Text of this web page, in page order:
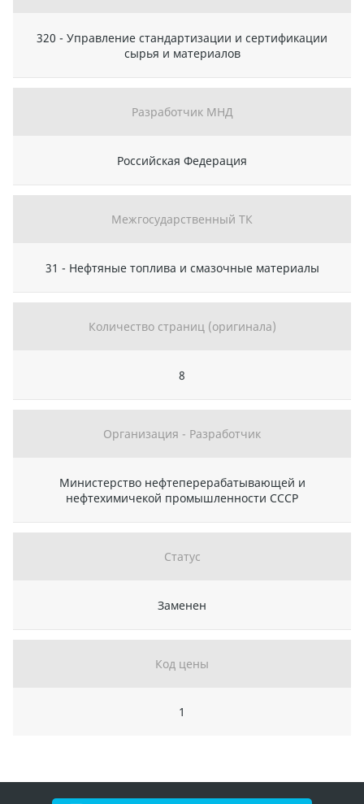
320 - Управление стандартизации и сертификации
сырья и материалов
Разработчик МНД
Российская Федерация
Межгосударственный ТК
31 - Нефтяные топлива и смазочные материалы
Количество страниц (оригинала)
8
Организация - Разработчик
Министерство нефтеперерабатывающей и
нефтехимичекой промышленности СССР
Статус
Заменен
Код цены
1